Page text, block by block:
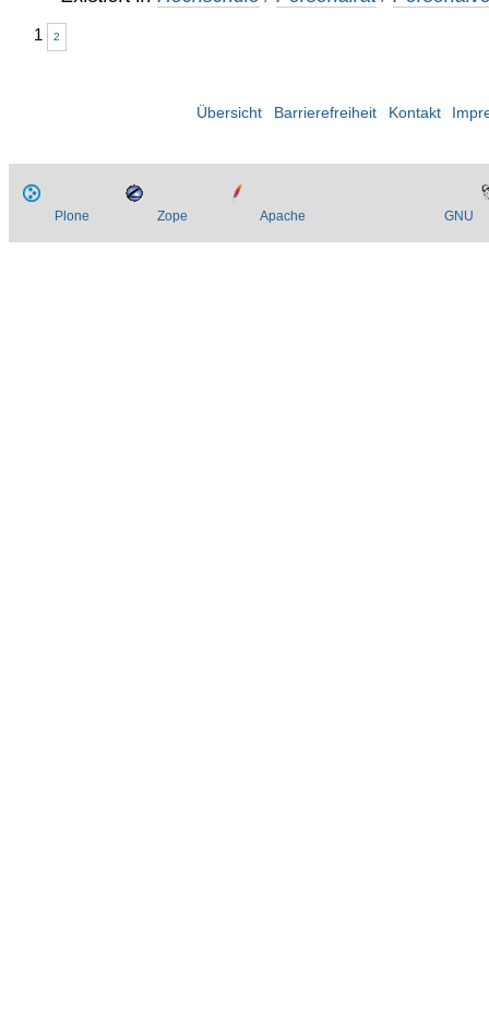
1 2
Übersicht Barrierefreiheit Kontakt
Plone Zope Apache GNU